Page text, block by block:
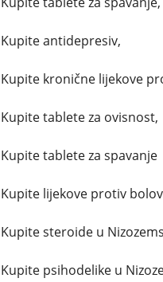
Kupite antidepresiv,
Kupite kronične lijekove
Kupite tablete za ovisnost,
Kupite tablete za spavanje
Kupite lijekove protiv
Kupite steroide u
Kupite psihodelike u